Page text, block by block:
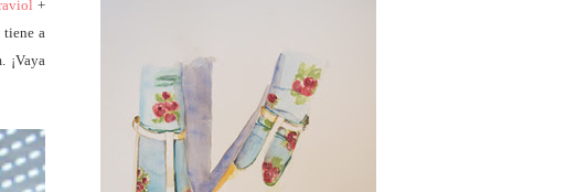
+
a
¡Vaya